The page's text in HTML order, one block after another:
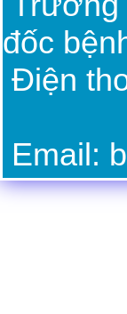
đốc
Điện
Email: